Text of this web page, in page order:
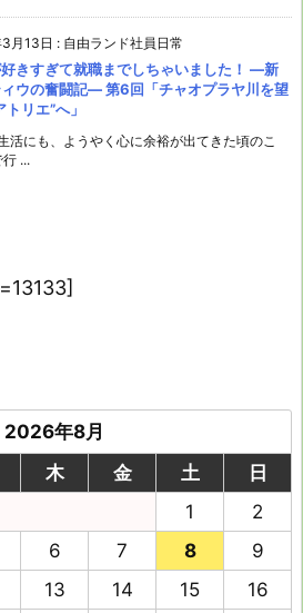
月13日 : 自由ランド社員日常
きすぎて就職までしちゃいました！ ―新
ウの奮闘記― 第6回「チャオプラヤ川を望
リエ”へ」
活にも、ようやく心に余裕が出てきた頃のこ
...
2026年8月
木 金 土
日
1
2
6 7 8
9
13 14 15
16